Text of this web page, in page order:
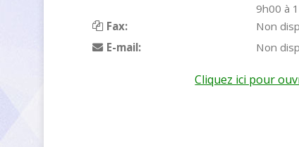
9h00 à
Fax:
Non
E-mail:
Non
Cliquez ici pour